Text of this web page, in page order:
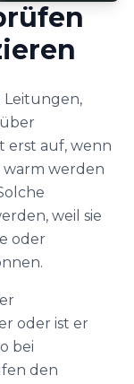
Leitungen,
erst auf, wenn
warm werden
weil sie
oder
oder ist er
bei
den